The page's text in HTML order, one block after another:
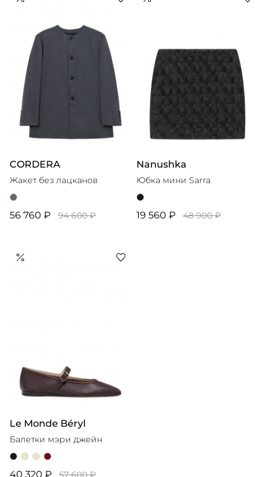
CORDERA
Жакет без лацканов
56 760 ₽ 94 600 ₽
Nanushka
Юбка мини Sarra
19 560 ₽ 48 900 ₽
Le Monde Béryl
Балетки мэри джейн
40 320 ₽ 57 600 ₽